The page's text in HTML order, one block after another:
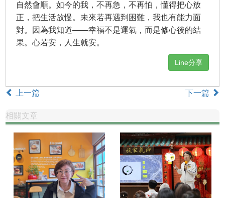
自然會順。如今的我，不再急，不再怕，懂得把心放
正，把生活放慢。未來若再遇到困難，我也有能力面
對。因為我知道——幸福不是運氣，而是修心後的結
果。心若安，人生就安。
Line分享
上一篇 下一篇
相關文章